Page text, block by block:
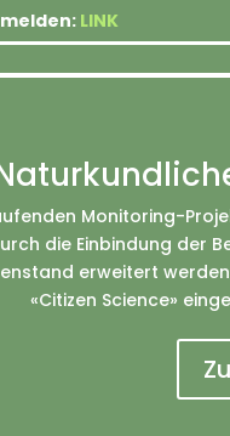
LINK
Monitoring-
die Einbindung der
erweitert
«Citizen Science»